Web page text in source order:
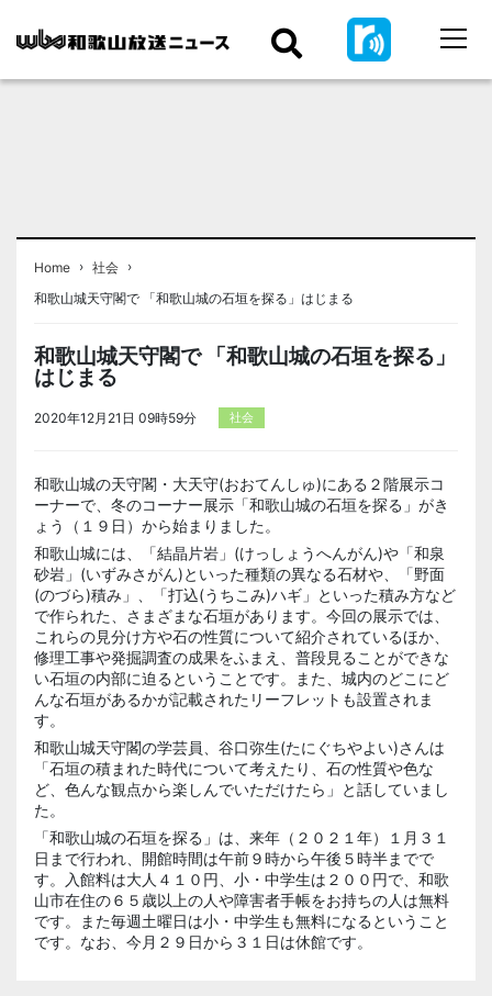
Home › 社会 ›
和歌山城天守閣で 「和歌山城の石垣を探る」はじまる
和歌山城天守閣で 「和歌山城の石垣を探る」
はじまる
2020年12月21日 09時59分 社会
和歌山城の天守閣・大天守(おおてんしゅ)にある２階展示コ
ーナーで、冬のコーナー展示「和歌山城の石垣を探る」がき
ょう（１９日）から始まりました。
和歌山城には、「結晶片岩」(けっしょうへんがん)や「和泉
砂岩」(いずみさがん)といった種類の異なる石材や、「野面
(のづら)積み」、「打込(うちこみ)ハギ」といった積み方など
で作られた、さまざまな石垣があります。今回の展示では、
これらの見分け方や石の性質について紹介されているほか、
修理工事や発掘調査の成果をふまえ、普段見ることができな
い石垣の内部に迫るということです。また、城内のどこにど
んな石垣があるかが記載されたリーフレットも設置されま
す。
和歌山城天守閣の学芸員、谷口弥生(たにぐちやよい)さんは
「石垣の積まれた時代について考えたり、石の性質や色な
ど、色んな観点から楽しんでいただけたら」と話していまし
た。
「和歌山城の石垣を探る」は、来年（２０２１年）１月３１
日まで行われ、開館時間は午前９時から午後５時半までで
す。入館料は大人４１０円、小・中学生は２００円で、和歌
山市在住の６５歳以上の人や障害者手帳をお持ちの人は無料
です。また毎週土曜日は小・中学生も無料になるということ
です。なお、今月２９日から３１日は休館です。